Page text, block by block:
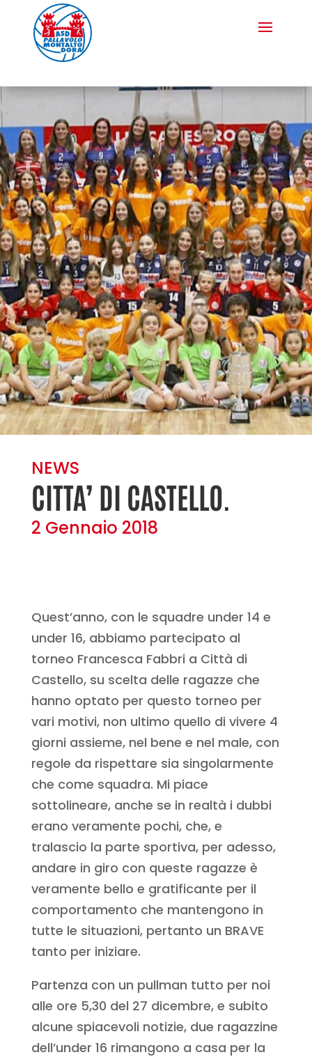
NEWS
CITTA’ DI CASTELLO.
2 Gennaio 2018
Quest’anno, con le squadre under 14 e
under 16, abbiamo partecipato al
torneo Francesca Fabbri a Città di
Castello, su scelta delle ragazze che
hanno optato per questo torneo per
vari motivi, non ultimo quello di vivere 4
giorni assieme, nel bene e nel male, con
regole da rispettare sia singolarmente
che come squadra. Mi piace
sottolineare, anche se in realtà i dubbi
erano veramente pochi, che, e
tralascio la parte sportiva, per adesso,
andare in giro con queste ragazze è
veramente bello e gratificante per il
comportamento che mantengono in
tutte le situazioni, pertanto un BRAVE
tanto per iniziare.
Partenza con un pullman tutto per noi
alle ore 5,30 del 27 dicembre, e subito
alcune spiacevoli notizie, due ragazzine
dell’under 16 rimangono a casa per la